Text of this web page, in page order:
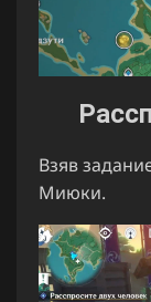
Взяв
Миюки.